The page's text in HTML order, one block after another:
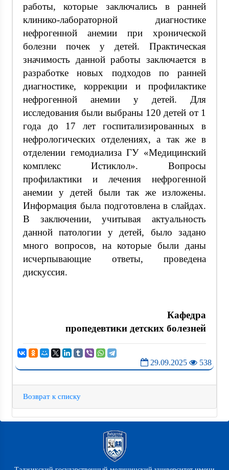
работы, которые заключались в ранней
клинико-лабораторной диагностике
нефрогенной анемии при хронической
болезни почек у детей. Практическая
значимость данной работы заключается в
разработке новых подходов по ранней
диагностике, коррекции и профилактике
нефрогенной анемии у детей. Для
исследования были выбраны 120 детей от 1
года до 17 лет госпитализированных в
нефрологических отделениях, а так же в
отделении гемодиализа ГУ «Медицинский
комплекс Истиклол». Вопросы
профилактики и лечения нефрогенной
анемии у детей были так же изложены.
Информация была подготовлена в слайдах.
В заключении, учитывая актуальность
данной патологии у детей, было задано
много вопросов, на которые были даны
исчерпывающие ответы, проведена
дискуссия.
Кафедра
пропедевтики детских болезней
29.09.2025 538
Возврат к списку